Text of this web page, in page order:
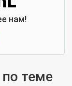
нам!
теме